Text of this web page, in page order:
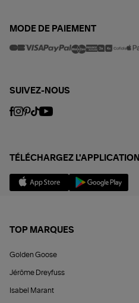
MODE DE PAIEMENT
SUIVEZ-NOUS
TÉLÉCHARGEZ L'APPLICATION
TOP MARQUES
Golden Goose
Jérôme Dreyfuss
Isabel Marant